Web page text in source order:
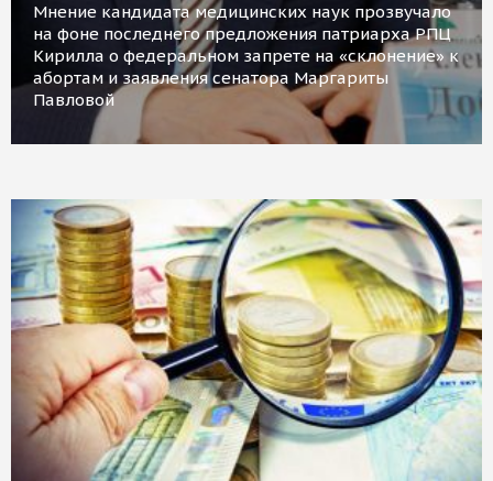
Мнение кандидата медицинских наук прозвучало
на фоне последнего предложения патриарха РПЦ
Кирилла о федеральном запрете на «склонение» к
абортам и заявления сенатора Маргариты
Павловой